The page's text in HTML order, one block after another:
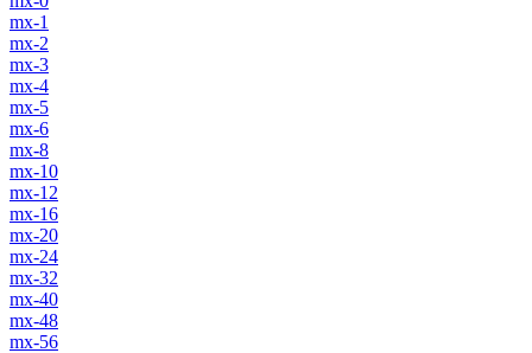
mx-1
mx-2
mx-3
mx-4
mx-5
mx-6
mx-8
mx-10
mx-12
mx-16
mx-20
mx-24
mx-32
mx-40
mx-48
mx-56